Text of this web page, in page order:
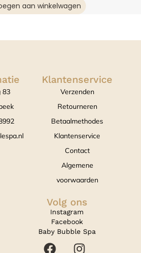
aan winkelwagen
83
Klantenservice
Verzenden
Retourneren
Betaalmethodes
Klantenservice
Contact
Algemene
voorwaarden
Volg ons
Instagram
Facebook
Baby Bubble Spa